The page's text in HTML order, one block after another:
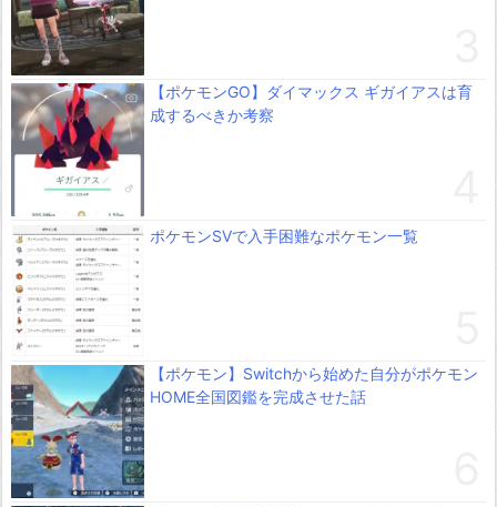
【ポケモンGO】ダイマックス ギガイアスは育
成するべきか考察
ポケモンSVで入手困難なポケモン一覧
【ポケモン】Switchから始めた自分がポケモン
HOME全国図鑑を完成させた話